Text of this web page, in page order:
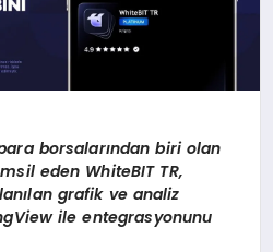
borsalarından biri olan
eden WhiteBIT TR,
grafik ve analiz
ile entegrasyonunu